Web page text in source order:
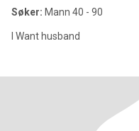
Søker: Mann 40 - 90
I Want husband